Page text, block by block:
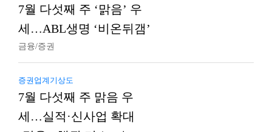
7월 다섯째 주 ‘맑음’ 우
세…ABL생명 ‘비온뒤갬’
금융/증권
증권업계기상도
7월 다섯째 주 맑음 우
세…실적·신사업 확대